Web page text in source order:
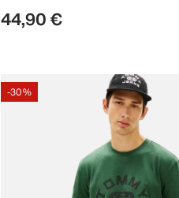
44,90 €
-30 %